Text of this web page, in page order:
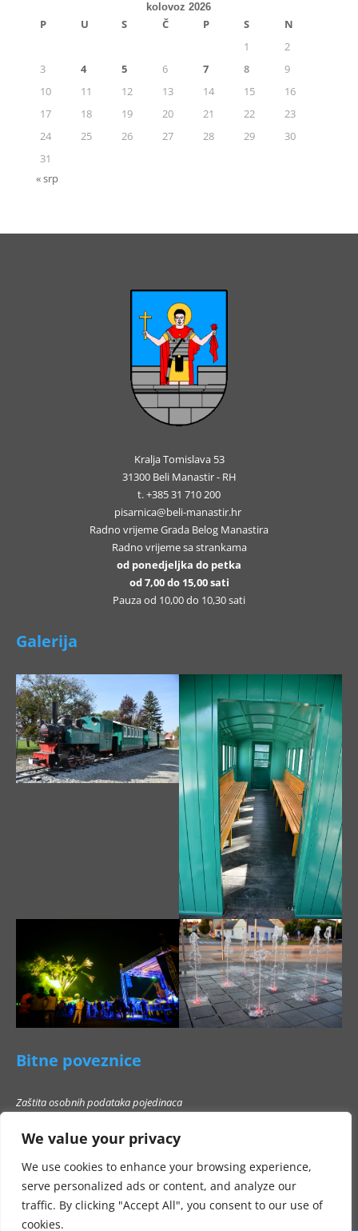
We value your privacy
We use cookies to enhance your browsing experience,
serve personalized ads or content, and analyze our
traffic. By clicking "Accept All", you consent to our use of
cookies.
kolovoz 2026
P U S Č P S
N
1
2
3
4 5 6 7 8
9
10
11 12 13 14 15
16
17
18 19 20 21 22
23
24
25 26 27 28 29
30
31
« srp
Kralja Tomislava 53
31300 Beli Manastir - RH
t. +385 31 710 200
pisarnica@beli-manastir.hr
Radno vrijeme Grada Belog Manastira
Radno vrijeme sa strankama
od ponedjeljka do petka
od 7,00 do 15,00 sati
Pauza od 10,00 do 10,30 sati
Galerija
Bitne poveznice
Zaštita osobnih podataka pojedinaca
Popis poslovnih subjekata s kojima Grad Beli Manastir ne smije stupati u